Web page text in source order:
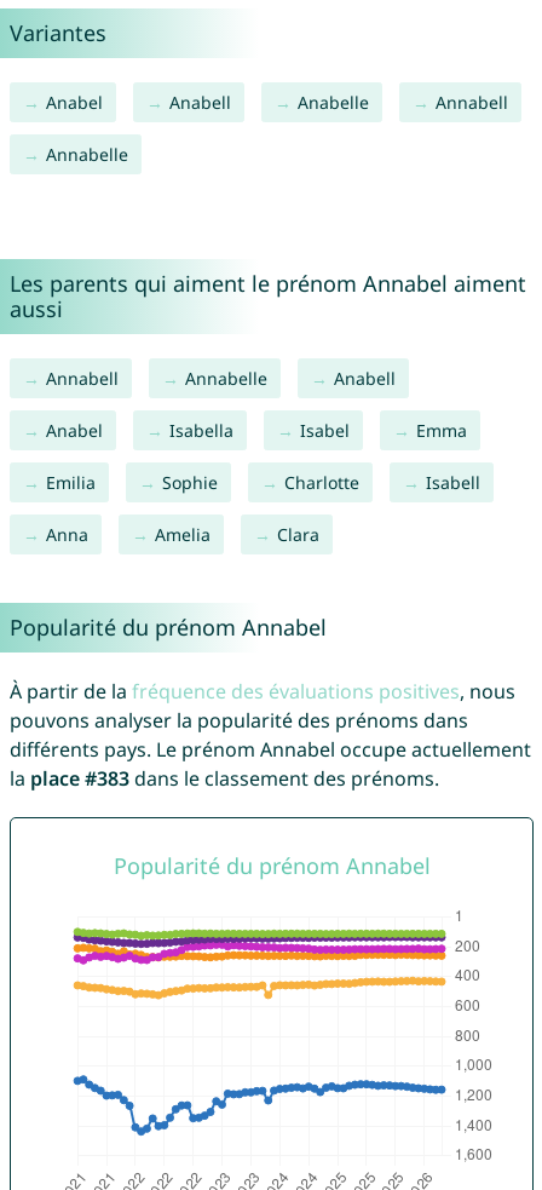
Variantes
Anabel Anabell Anabelle Annabell
Annabelle
Les parents qui aiment le prénom Annabel aiment
aussi
Annabell Annabelle Anabell
Anabel Isabella Isabel Emma
Emilia Sophie Charlotte Isabell
Anna Amelia Clara
Popularité du prénom Annabel
À partir de la fréquence des évaluations positives, nous
pouvons analyser la popularité des prénoms dans
différents pays. Le prénom Annabel occupe actuellement
la place #383dans le classement des prénoms.